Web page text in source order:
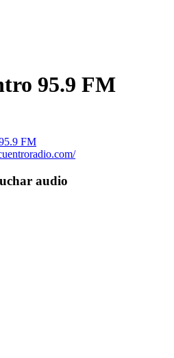
95.9 FM
FM
audio